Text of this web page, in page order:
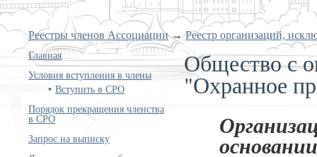
Реестры членов Ассоциации→Реестр организаций,
Главная
Условия вступления в члены
Вступить в СРО
Порядок прекращения членства
в СРО
Запрос на выписку
Общество с
"Охранное